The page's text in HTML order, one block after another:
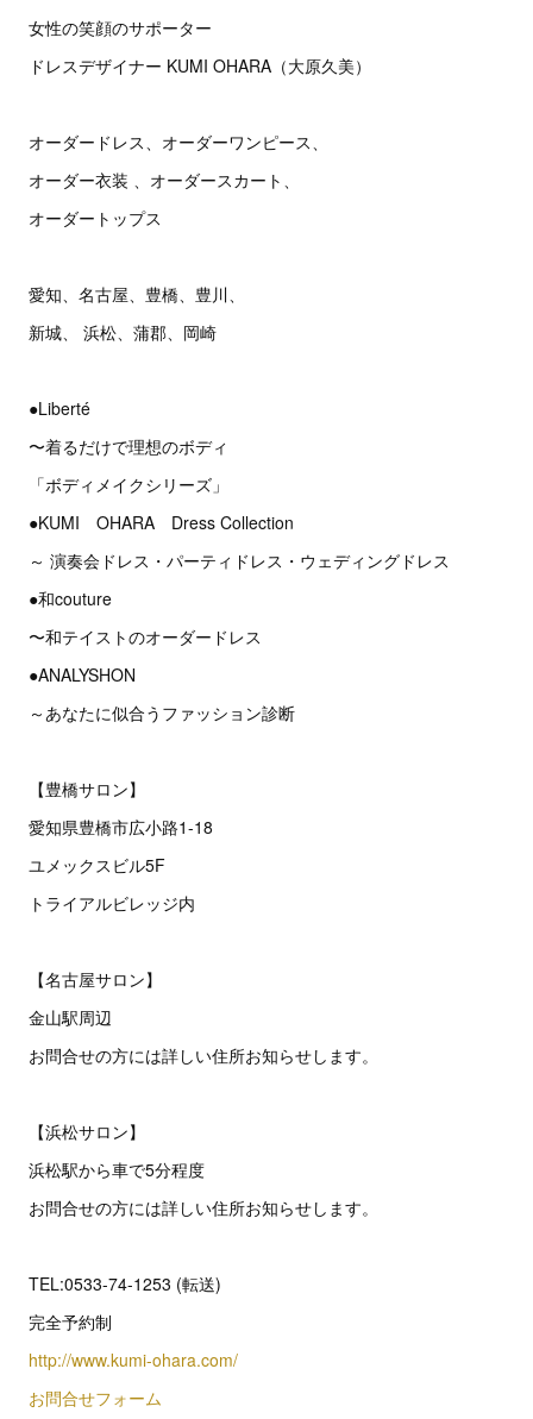
女性の笑顔のサポーター
ドレスデザイナー KUMI OHARA（大原久美）
オーダードレス、オーダーワンピース、
オーダー衣装 、オーダースカート、
オーダートップス
愛知、名古屋、豊橋、豊川、
新城、 浜松、蒲郡、岡崎
●Liberté
〜着るだけで理想のボディ
「ボディメイクシリーズ」
●KUMI OHARA Dress Collection
～ 演奏会ドレス・パーティドレス・ウェディングドレス
●和couture
〜和テイストのオーダードレス
●ANALYSHON
～あなたに似合うファッション診断
【豊橋サロン】
愛知県豊橋市広小路1-18
ユメックスビル5F
トライアルビレッジ内
【名古屋サロン】
金山駅周辺
お問合せの方には詳しい住所お知らせします。
【浜松サロン】
浜松駅から車で5分程度
お問合せの方には詳しい住所お知らせします。
TEL:0533-74-1253 (転送)
完全予約制
http://www.kumi-ohara.com/
お問合せフォーム